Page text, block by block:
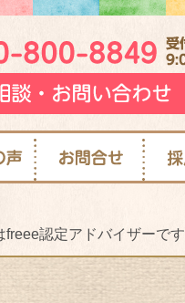
認定アドバイザーです